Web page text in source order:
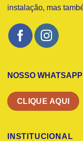
instalação, mas
NOSSO WHATSAPP
CLIQUE AQUI
INSTITUCIONAL